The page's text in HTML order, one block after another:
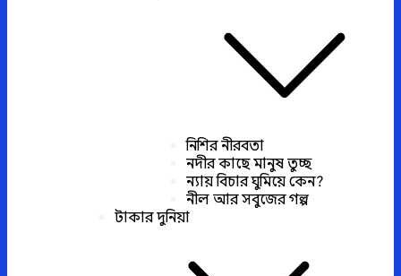
নিশির নীরবতা
নদীর কাছে মানুষ তুচ্ছ
ন্যায় বিচার ঘুমিয়ে কেন?
নীল আর সবুজের গল্প
টাকার দুনিয়া